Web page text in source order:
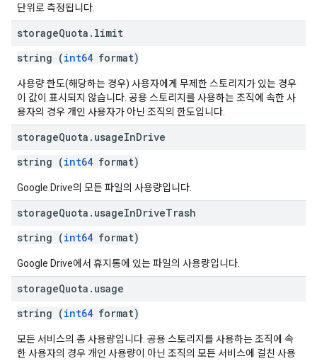
단위로 측정됩니다.
storageQuota . limit
string (int64 format)
사용량 한도(해당하는 경우) 사용자에게 무제한 스토리지가 있는 경우
이 값이 표시되지 않습니다. 공용 스토리지를 사용하는 조직에 속한 사
용자의 경우 개인 사용자가 아닌 조직의 한도입니다.
storageQuota . usageInDrive
string (int64 format)
Google Drive의 모든 파일의 사용량입니다.
storageQuota . usageInDriveTrash
string (int64 format)
Google Drive에서 휴지통에 있는 파일의 사용량입니다.
storageQuota . usage
string (int64 format)
모든 서비스의 총 사용량입니다. 공용 스토리지를 사용하는 조직에 속
한 사용자의 경우 개인 사용량이 아닌 조직의 모든 서비스에 걸친 사용